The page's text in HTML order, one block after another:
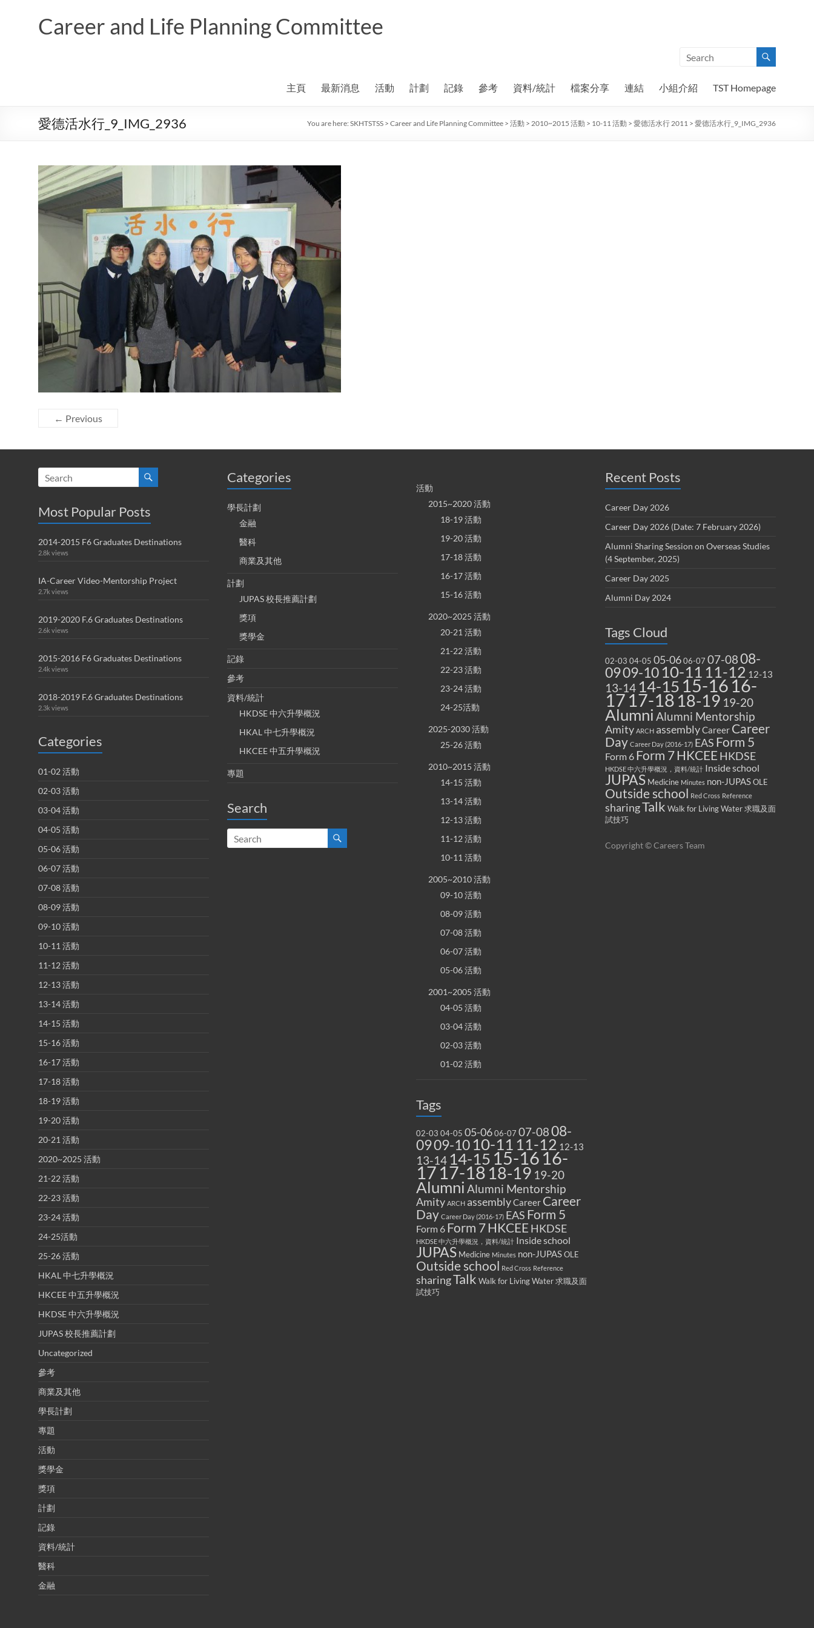
Career and Life Planning Committee
主頁 最新消息 活動 計劃 記錄 參考 資料/統計 檔案分享 連結 小組介紹 TST Homepage
愛德活水行_9_IMG_2936 You are here: SKHTSTSS > Career and Life Planning Committee > 活動 > 2010~2015 活動 > 10-11 活動 > 愛德活水行 2011 > 愛德活水行_9_IMG_2936
← Previous
Most Popular Posts
2014-2015 F6 Graduates Destinations
2.8k views
IA-Career Video-Mentorship Project
2.7k views
2019-2020 F.6 Graduates Destinations
2.6k views
2015-2016 F6 Graduates Destinations
2.4k views
2018-2019 F.6 Graduates Destinations
2.3k views
Categories
01-02 活動
02-03 活動
03-04 活動
04-05 活動
05-06 活動
06-07 活動
07-08 活動
08-09 活動
09-10 活動
10-11 活動
11-12 活動
12-13 活動
13-14 活動
14-15 活動
15-16 活動
16-17 活動
17-18 活動
18-19 活動
19-20 活動
20-21 活動
2020~2025 活動
21-22 活動
22-23 活動
23-24 活動
24-25活動
25-26 活動
HKAL 中七升學概況
HKCEE 中五升學概況
HKDSE 中六升學概況
JUPAS 校長推薦計劃
Uncategorized
參考
商業及其他
學長計劃
專題
活動
獎學金
獎項
計劃
記錄
資料/統計
醫科
金融
Categories
學長計劃
金融
醫科
商業及其他
計劃
JUPAS 校長推薦計劃
獎項
獎學金
記錄
參考
資料/統計
HKDSE 中六升學概況
HKAL 中七升學概況
HKCEE 中五升學概況
專題
Search
活動
2015~2020 活動
18-19 活動
19-20 活動
17-18 活動
16-17 活動
15-16 活動
2020~2025 活動
20-21 活動
21-22 活動
22-23 活動
23-24 活動
24-25活動
2025-2030 活動
25-26 活動
2010~2015 活動
14-15 活動
13-14 活動
12-13 活動
11-12 活動
10-11 活動
2005~2010 活動
09-10 活動
08-09 活動
07-08 活動
06-07 活動
05-06 活動
2001~2005 活動
04-05 活動
03-04 活動
02-03 活動
01-02 活動
Tags
02-03 04-05 05-0606-07 07-0808-
0909-10 10-11 11-12 12-13
13-14 14-15 15-16 16-
17 17-18 18-19 19-20
Alumni Alumni Mentorship
Amity ARCH assemblyCareer Career
Day Career Day (2016-17) EAS Form 5
Form 6 Form 7HKCEE HKDSE
HKDSE 中六升學概況，資料/統計 Inside school
JUPAS Medicine Minutes non-JUPASOLE
Outside school Red Cross Reference
sharingTalk Walk for Living Water求職及面
試技巧
Recent Posts
Career Day 2026
Career Day 2026 (Date: 7 February 2026)
Alumni Sharing Session on Overseas Studies
(4 September, 2025)
Career Day 2025
Alumni Day 2024
Tags Cloud
02-03 04-05 05-0606-07 07-0808-
0909-10 10-11 11-12 12-13
13-14 14-15 15-16 16-
17 17-18 18-19 19-20
Alumni Alumni Mentorship
Amity ARCH assemblyCareer Career
Day Career Day (2016-17) EAS Form 5
Form 6 Form 7HKCEE HKDSE
HKDSE 中六升學概況，資料/統計 Inside school
JUPAS Medicine Minutes non-JUPASOLE
Outside school Red Cross Reference
sharingTalk Walk for Living Water求職及面
試技巧
Copyright © Careers Team